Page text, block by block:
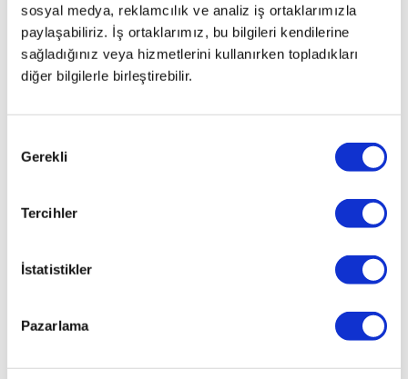
sosyal medya, reklamcılık ve analiz iş ortaklarımızla
paylaşabiliriz. İş ortaklarımız, bu bilgileri kendilerine
sağladığınız veya hizmetlerini kullanırken topladıkları
diğer bilgilerle birleştirebilir.
Seçimi
Gerekli
Tercihler
İstatistikler
Pazarlama